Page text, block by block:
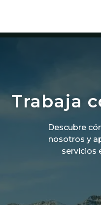
Trabaja
Descubre
nosotros y
servicios